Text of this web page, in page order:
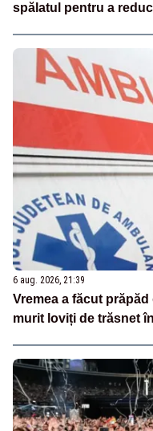
spălatul pentru a
6 aug. 2026, 21:39
Vremea a făcut
murit loviți de trăsnet